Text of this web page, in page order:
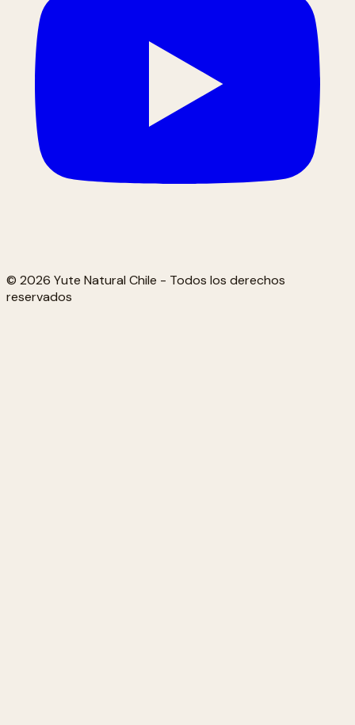
© 2026 Yute Natural Chile - Todos los derechos
reservados